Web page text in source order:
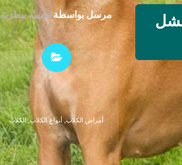
مرسل بواسطة طبيبة بيطرية
أمراض الكلاب,أنواع الكلاب,الكلاب